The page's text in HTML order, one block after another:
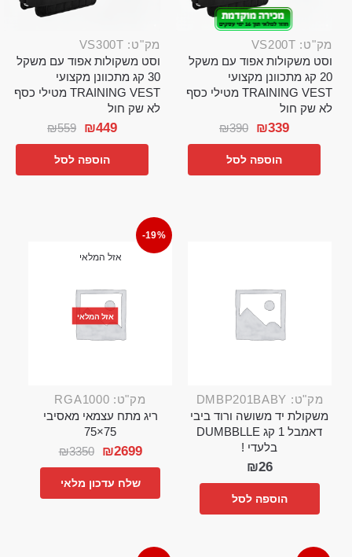
מק"ט: VS200T
וסט משקולות אפוד עם משקל
20 קג מתכוונן מקצועי
TRAINING VEST מטילי כסף
לא שק חול
₪390 ₪339
הוספה לסל
מק"ט: VS300T
וסט משקולות אפוד עם משקל
30 קג מתכוונן מקצועי
TRAINING VEST מטילי כסף
לא שק חול
₪559 ₪449
הוספה לסל
מק"ט: DMBP201BABY
משקולת יד משושה ורוד ביבי
דאמבל 1 קג DUMBBLLE
בלעדי !
₪26
הוספה לסל
-19%
אזל המלאי
אזל המלאי
מק"ט: RGA1000
ריג מתח עצמאי מאסיבי
75×75
₪3350 ₪2699
שלח עדכון מלאי